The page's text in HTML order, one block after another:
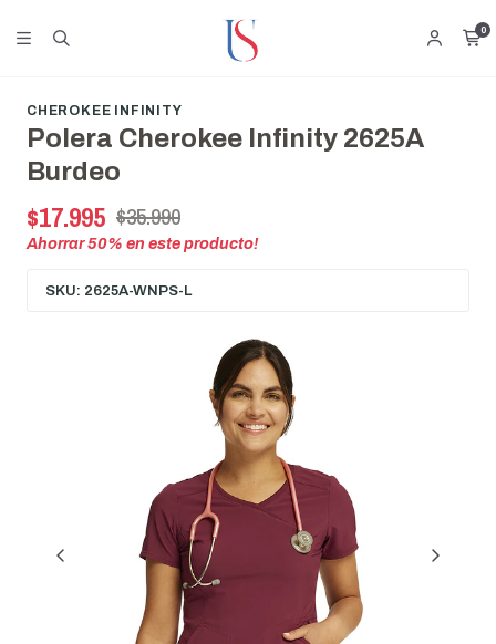
0
CHEROKEE INFINITY
Polera Cherokee Infinity 2625A
Burdeo
$17.995 $35.990
Ahorrar50% en este producto!
SKU: 2625A-WNPS-L